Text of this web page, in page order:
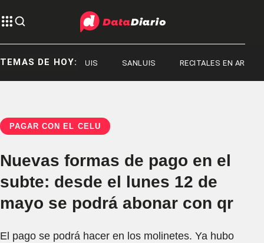
TEMAS DE HOY:
SANLUIS SANLUIS RECITALES EN ARGENTINA
PAGAR CON EL CELU
Nuevas formas de pago en el
subte: desde el lunes 12 de
mayo se podrá abonar con qr
El pago se podrá hacer en los molinetes. Ya hubo